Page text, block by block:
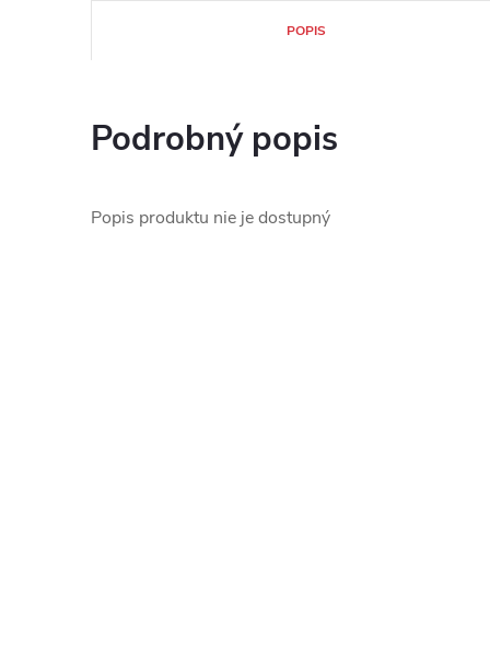
POPIS
Podrobný popis
Popis produktu nie je dostupný